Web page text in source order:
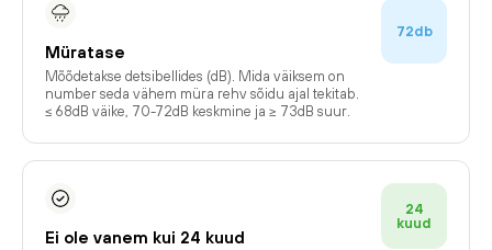
Müratase
Mõõdetakse detsibellides (dB). Mida väiksem on
number seda vähem müra rehv sõidu ajal tekitab.
≤ 68dB väike, 70-72dB keskmine ja ≥ 73dB suur.
72db
Ei ole vanem kui 24 kuud
24
kuud